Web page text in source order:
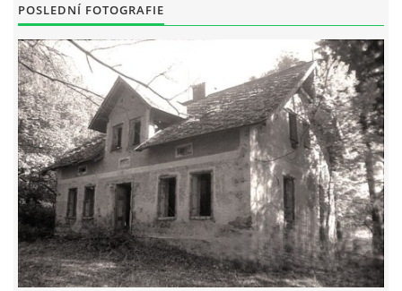
POSLEDNÍ FOTOGRAFIE